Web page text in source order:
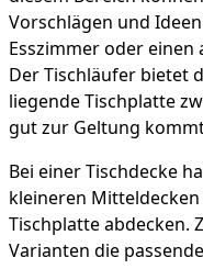
Vorschlägen und
Esszimmer oder einen
Der Tischläufer bietet
liegende Tischplatte
gut zur Geltung
Bei einer Tischdecke
kleineren
Tischplatte abdecken.
Varianten die